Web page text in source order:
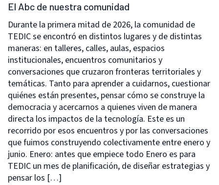
El Abc de nuestra comunidad
Durante la primera mitad de 2026, la comunidad de
TEDIC se encontró en distintos lugares y de distintas
maneras: en talleres, calles, aulas, espacios
institucionales, encuentros comunitarios y
conversaciones que cruzaron fronteras territoriales y
temáticas. Tanto para aprender a cuidarnos, cuestionar
quiénes están presentes, pensar cómo se construye la
democracia y acercarnos a quienes viven de manera
directa los impactos de la tecnología. Este es un
recorrido por esos encuentros y por las conversaciones
que fuimos construyendo colectivamente entre enero y
junio. Enero: antes que empiece todo Enero es para
TEDIC un mes de planificación, de diseñar estrategias y
pensar los […]